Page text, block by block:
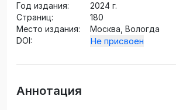
Год издания:
2024 г.
Страниц:
180
Место издания:
Москва, Вологда
DOI:
Не присвоен
Аннотация